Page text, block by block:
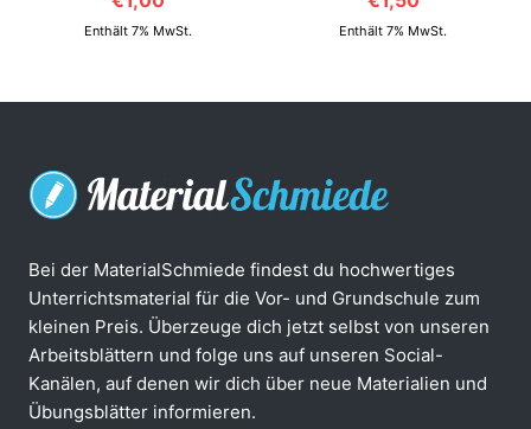
Enthält 7% MwSt. Enthält 7% MwSt.
Bei der MaterialSchmiede findest du hochwertiges
Unterrichtsmaterial für die Vor- und Grundschule zum
kleinen Preis. Überzeuge dich jetzt selbst von unseren
Arbeitsblättern und folge uns auf unseren Social-
Kanälen, auf denen wir dich über neue Materialien und
Übungsblätter informieren.